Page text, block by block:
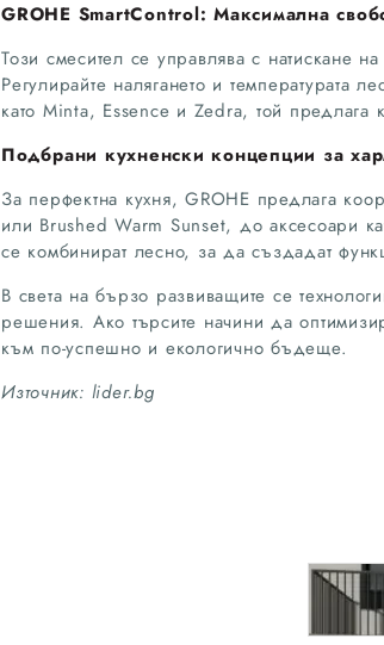
GROHE SmartControl: Максимална
Този смесител се управлява с натискане
Регулирайте налягането и температурата
като Minta, Essence и Zedra, той предлага
Подбрани кухненски концепции за
За перфектна кухня, GROHE предлага
или Brushed Warm Sunset, до аксесоари
се комбинират лесно, за да създадат
В света на бързо развиващите се
решения. Ако търсите начини да
към по-успешно и екологично бъдеще.
Източник: lider.bg